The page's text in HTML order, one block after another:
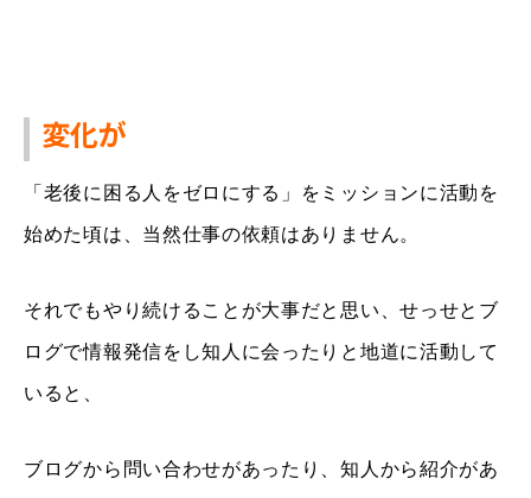
変化が
「老後に困る人をゼロにする」をミッションに活動を
始めた頃は、当然仕事の依頼はありません。
それでもやり続けることが大事だと思い、せっせとブ
ログで情報発信をし知人に会ったりと地道に活動して
いると、
ブログから問い合わせがあったり、知人から紹介があ